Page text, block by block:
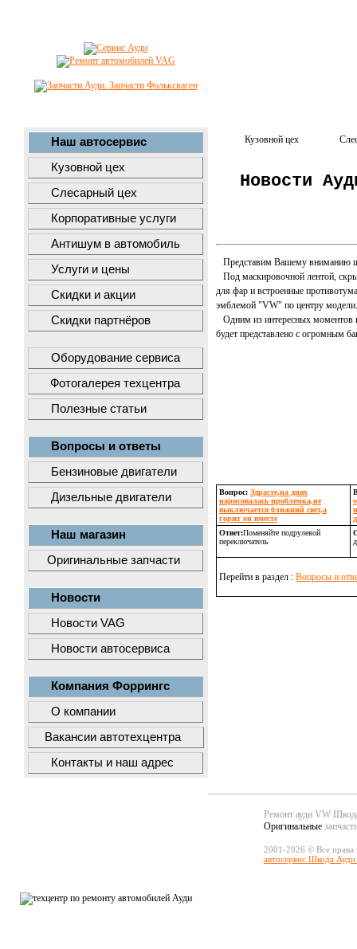
Наш автосервис
Кузовной цех
Слесарный цех
Корпоративные услуги
Антишум в автомобиль
Услуги и цены
Скидки и акции
Скидки партнёров
Оборудование сервиса
Фотогалерея техцентра
Полезные статьи
Вопросы и ответы
Бензиновые двигатели
Дизельные двигатели
Наш магазин
Оригинальные запчасти
Новости
Новости VAG
Новости автосервиса
Компания Форрингс
О компании
Вакансии автотехцентра
Контакты и наш адрес
Кузовной цех
Новости
Представим Вашему вниманию
Под маскировочной лентой,
для фар и встроенные
эмблемой "VW" по центру модели.
Одним из интересных моментов
будет представлено с огромным
Вопрос: Здрасте,на днях
нарисовалась проблемка,не
выключается ближний свет,а
горит он вместе
Ответ:Поменяйте подрулевой
переключатель
Перейти в раздел : Вопросы и
Ремонт ауди VW
Оригинальные
2001-2026 © Все
автосервис Шкода